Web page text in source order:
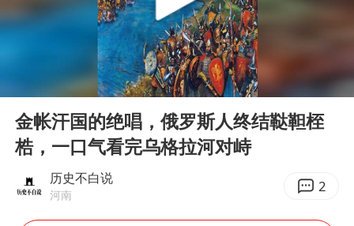
上门女婿出轨女邻居多年被判重婚罪
国足U17与阿森纳决赛取消 并列冠军
上海全力守护市民“菜篮子”
暑期研学游升温 在旅途中增长知识
Play
00:00 06:33
金帐汗国的绝唱，俄罗斯人终结鞑靼桎
梏，一口气看完乌格拉河对峙
历史不白说
河南 2